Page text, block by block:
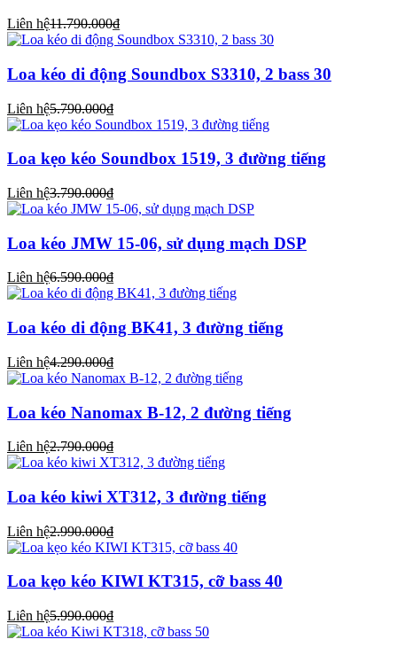
Liên hệ11.790.000₫
Loa kéo di động Soundbox S3310, 2 bass 30
Liên hệ5.790.000₫
Loa kẹo kéo Soundbox 1519, 3 đường tiếng
Liên hệ3.790.000₫
Loa kéo JMW 15-06, sử dụng mạch DSP
Liên hệ6.590.000₫
Loa kéo di động BK41, 3 đường tiếng
Liên hệ4.290.000₫
Loa kéo Nanomax B-12, 2 đường tiếng
Liên hệ2.790.000₫
Loa kéo kiwi XT312, 3 đường tiếng
Liên hệ2.990.000₫
Loa kẹo kéo KIWI KT315, cỡ bass 40
Liên hệ5.990.000₫